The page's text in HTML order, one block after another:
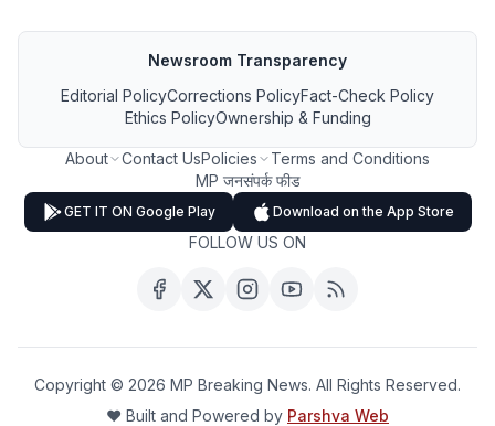
Newsroom Transparency
Editorial PolicyCorrections PolicyFact-Check Policy
Ethics PolicyOwnership & Funding
About Contact UsPolicies
Terms and Conditions
MP जनसंपर्क फीड
GET IT ON Google Play Download on the App Store
FOLLOW US ON
Copyright © 2026 MP Breaking News. All Rights Reserved.
❤️ Built and Powered by Parshva Web